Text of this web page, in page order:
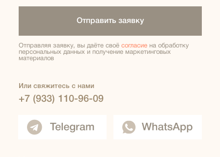
Отправить заявку
Отправляя заявку, вы даёте своё согласиена обработку
персональных данных и получение маркетинговых
материалов
+7 (933) 110-96-09
Или свяжитесь с нами